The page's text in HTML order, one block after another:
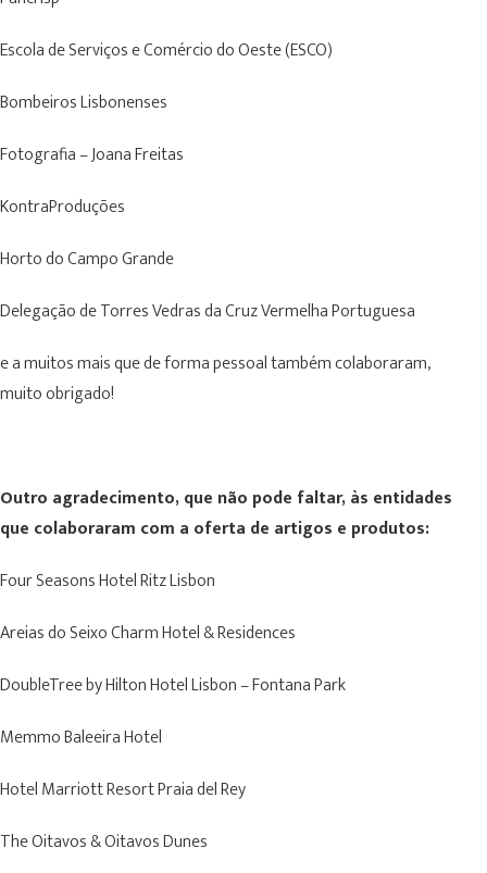
Escola de Serviços e Comércio do Oeste (ESCO)
Bombeiros Lisbonenses
Fotografia – Joana Freitas
KontraProduções
Horto do Campo Grande
Delegação de Torres Vedras da Cruz Vermelha Portuguesa
e a muitos mais que de forma pessoal também colaboraram,
muito obrigado!
Outro agradecimento, que não pode faltar, às entidades
que colaboraram com a oferta de artigos e produtos:
Four Seasons Hotel Ritz Lisbon
Areias do Seixo Charm Hotel & Residences
DoubleTree by Hilton Hotel Lisbon – Fontana Park
Memmo Baleeira Hotel
Hotel Marriott Resort Praia del Rey
The Oitavos & Oitavos Dunes